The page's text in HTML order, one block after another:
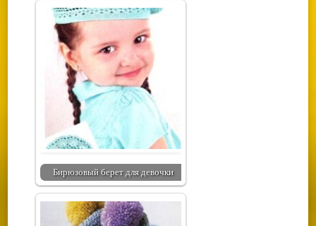
Бирюзовый берет для девочки